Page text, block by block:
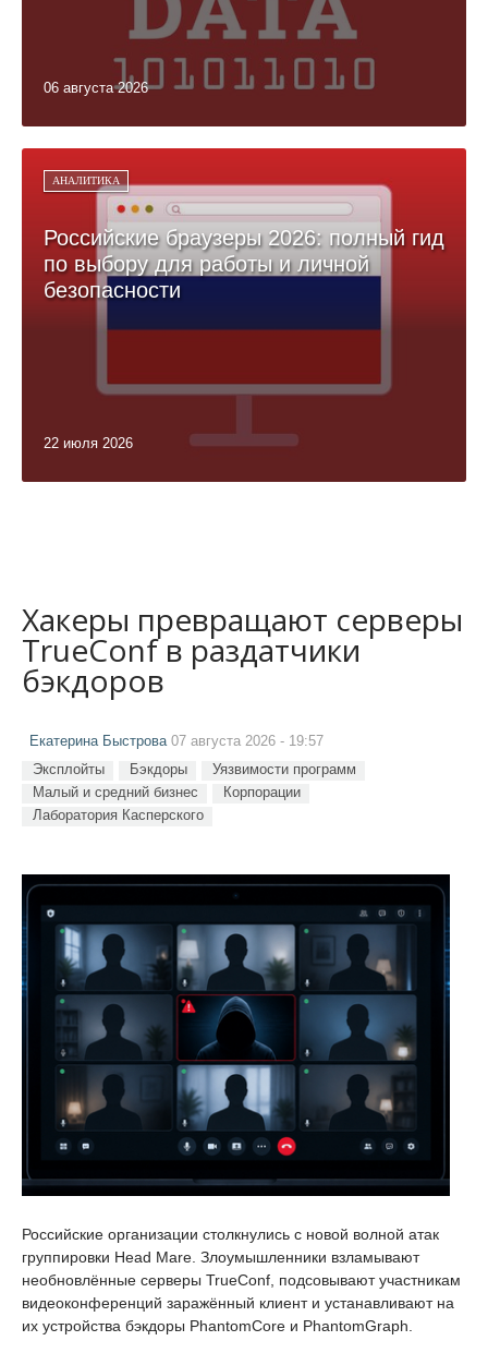
06 августа 2026
АНАЛИТИКА
Российские браузеры 2026: полный гид
по выбору для работы и личной
безопасности
22 июля 2026
Хакеры превращают серверы
TrueConf в раздатчики
бэкдоров
Екатерина Быстрова 07 августа 2026 - 19:57
Эксплойты Бэкдоры
Уязвимости программ
Малый и средний бизнес
Корпорации
Лаборатория Касперского
Российские организации столкнулись с новой волной атак
группировки Head Mare. Злоумышленники взламывают
необновлённые серверы TrueConf, подсовывают участникам
видеоконференций заражённый клиент и устанавливают на
их устройства бэкдоры PhantomCore и PhantomGraph.